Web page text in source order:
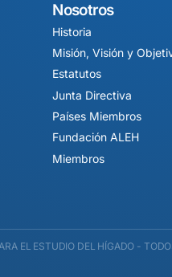
Nosotros
Historia
Misión, Visión y
Estatutos
Junta Directiva
Países Miembros
Fundación ALEH
Miembros
EL ESTUDIO DEL HÍGADO -